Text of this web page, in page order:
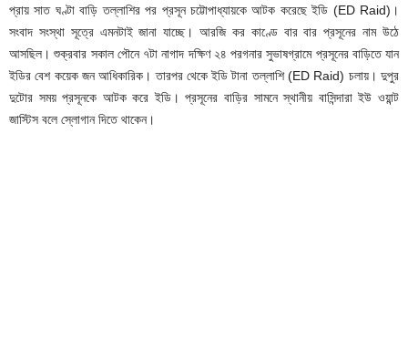
প্রায় সাত ঘণ্টা বাড়ি তল্লাশির পর প্রসূন চট্টোপাধ্যায়কে আটক করেছে ইডি (ED Raid)।
সংবাদ সংস্থা সূত্রে এমনটাই জানা যাচ্ছে। আরজি কর কাণ্ডে বার বার প্রসূনের নাম উঠে
আসছিল। শুক্রবার সকাল পৌনে ৭টা নাগাদ দক্ষিণ ২৪ পরগনার সুভাষগ্রামে প্রসূনের বাড়িতে যান
ইডির বেশ কয়েক জন আধিকারিক। তারপর থেকে ইডি টানা তল্লাশি (ED Raid) চলায়। দুপুর
দুটোর সময় প্রসূনকে আটক করে ইডি। প্রসূনের বাড়ির সামনে স্থানীয় বাসিন্দারা ইউ ওয়ান্ট
জাস্টিস বলে স্লোগান দিতে থাকেন।